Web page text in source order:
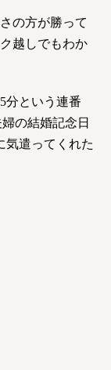
の方が勝って
越しでもわか
分という連番
の結婚記念日
気遣ってくれた